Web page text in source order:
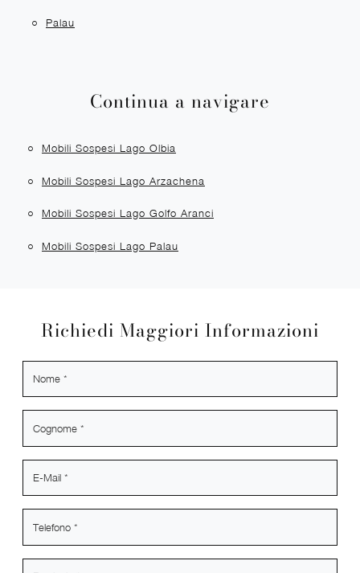
Palau
Continua a navigare
Mobili Sospesi Lago Olbia
Mobili Sospesi Lago Arzachena
Mobili Sospesi Lago Golfo Aranci
Mobili Sospesi Lago Palau
Richiedi Maggiori Informazioni